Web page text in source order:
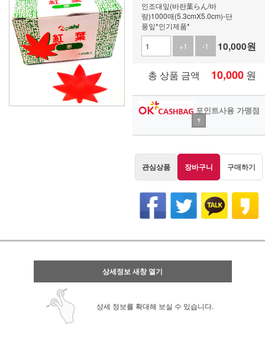
인조대잎(바란葉らん/바
랑)1000매(5.3cmX5.0cm)-단
풍잎*인기제품*
+1
-1 10,000원
총 상품 금액 10,000 원
포인트사용 가맹점
?
관심상품 장바구니 구매하기
상세정보 새창 열기
상세 정보를 확대해 보실 수 있습니다.